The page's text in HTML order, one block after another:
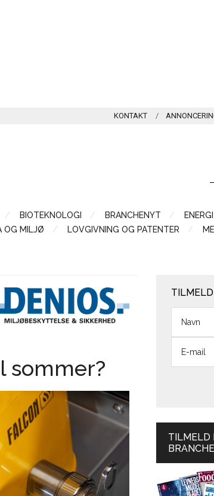
KONTAKT
BIOTEKNOLOGI BRANCHENYT ENERGI
OG MILJØ LOVGIVNING OG PATENTER
sommer?
TILMELD